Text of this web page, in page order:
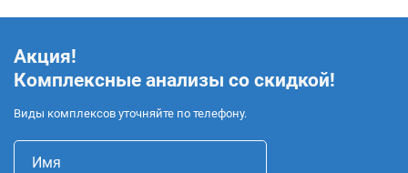
Акция!
Комплексные анализы со скидкой!
Виды комплексов уточняйте по телефону.
Имя